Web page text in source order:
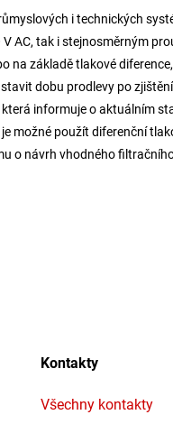
i technických
tak i stejnosměrným
základě tlakové
dobu prodlevy po
informuje o aktuálním
použít diferenční
o návrh vhodného
Kontakty
Všechny kontakty